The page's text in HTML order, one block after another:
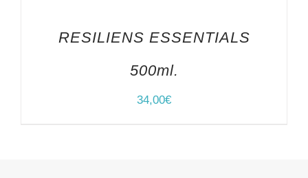
RESILIENS ESSENTIALS
500ml.
34,00€